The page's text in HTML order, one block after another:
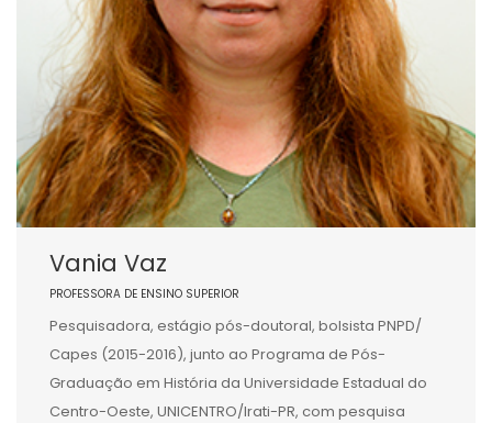
Vania Vaz
PROFESSORA DE ENSINO SUPERIOR
Pesquisadora, estágio pós-doutoral, bolsista PNPD/
Capes (2015-2016), junto ao Programa de Pós-
Graduação em História da Universidade Estadual do
Centro-Oeste, UNICENTRO/Irati-PR, com pesquisa